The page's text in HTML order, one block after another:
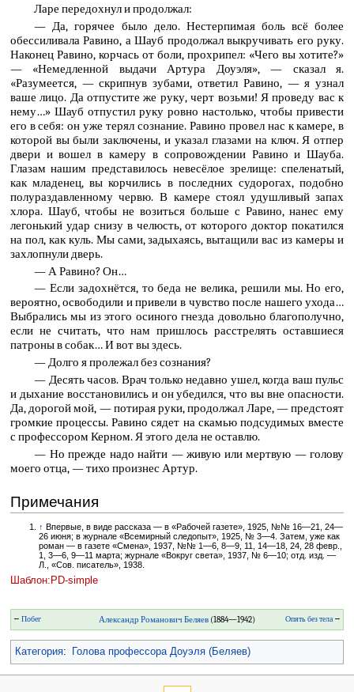
Ларе передохнул и продолжал:
— Да, горячее было дело. Нестерпимая боль всё более
обессиливала Равино, а Шауб продолжал выкручивать его руку.
Наконец Равино, корчась от боли, прохрипел: «Чего вы хотите?»
— «Немедленной выдачи Артура Доуэля», — сказал я.
«Разумеется, — скрипнув зубами, ответил Равино, — я узнал
ваше лицо. Да отпустите же руку, черт возьми! Я проведу вас к
нему…» Шауб отпустил руку ровно настолько, чтобы привести
его в себя: он уже терял сознание. Равино провел нас к камере, в
которой вы были заключены, и указал глазами на ключ. Я отпер
двери и вошел в камеру в сопровождении Равино и Шауба.
Глазам нашим представилось невесёлое зрелище: спеленатый,
как младенец, вы корчились в последних судорогах, подобно
полураздавленному червю. В камере стоял удушливый запах
хлора. Шауб, чтобы не возиться больше с Равино, нанес ему
легонький удар снизу в челюсть, от которого доктор покатился
на пол, как куль. Мы сами, задыхаясь, вытащили вас из камеры и
захлопнули дверь.
— А Равино? Он…
— Если задохнётся, то беда не велика, решили мы. Но его,
вероятно, освободили и привели в чувство после нашего ухода…
Выбрались мы из этого осиного гнезда довольно благополучно,
если не считать, что нам пришлось расстрелять оставшиеся
патроны в собак… И вот вы здесь.
— Долго я пролежал без сознания?
— Десять часов. Врач только недавно ушел, когда ваш пульс
и дыхание восстановились и он убедился, что вы вне опасности.
Да, дорогой мой, — потирая руки, продолжал Ларе, — предстоят
громкие процессы. Равино сядет на скамью подсудимых вместе
с профессором Керном. Я этого дела не оставлю.
— Но прежде надо найти — живую или мертвую — голову
моего отца, — тихо произнес Артур.
Примечания
↑ Впервые, в виде рассказа — в «Рабочей газете», 1925, №№ 16—21, 24—
26 июня; в журнале «Всемирный следопыт», 1925, № 3—4. Затем, уже как
роман — в газете «Смена», 1937, №№ 1—6, 8—9, 11, 14—18, 24, 28 февр.,
1, 3—6, 9—11 марта; журнале «Вокруг света», 1937, № 6—10; отд. изд. —
Л., «Сов. писатель», 1938.
Шаблон:PD-simple
← Побег Александр Романович Беляев (1884—1942) Опять без тела→
Категория: Голова профессора Доуэля (Беляев)